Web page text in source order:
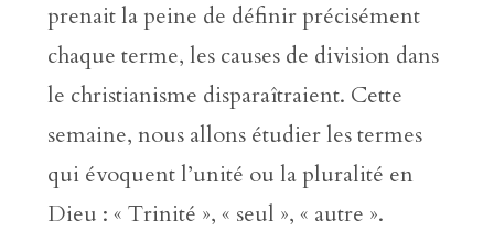
prenait la peine de définir précisément
chaque terme, les causes de division dans
le christianisme disparaîtraient. Cette
semaine, nous allons étudier les termes
qui évoquent l’unité ou la pluralité en
Dieu : « Trinité », « seul », « autre ».